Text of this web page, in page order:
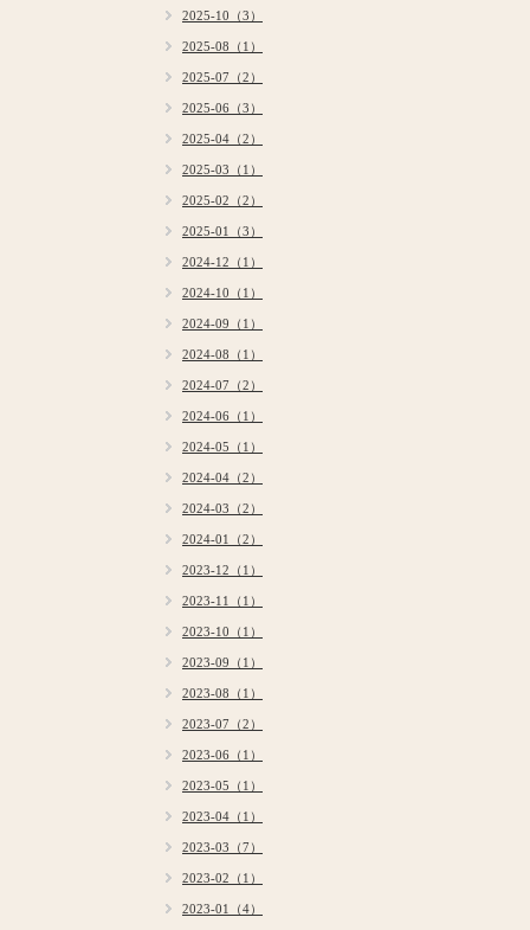
2025-10（3）
2025-08（1）
2025-07（2）
2025-06（3）
2025-04（2）
2025-03（1）
2025-02（2）
2025-01（3）
2024-12（1）
2024-10（1）
2024-09（1）
2024-08（1）
2024-07（2）
2024-06（1）
2024-05（1）
2024-04（2）
2024-03（2）
2024-01（2）
2023-12（1）
2023-11（1）
2023-10（1）
2023-09（1）
2023-08（1）
2023-07（2）
2023-06（1）
2023-05（1）
2023-04（1）
2023-03（7）
2023-02（1）
2023-01（4）